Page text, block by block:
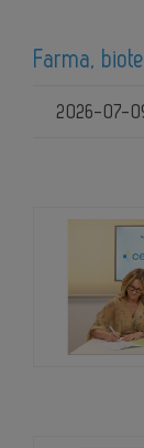
Farma,
2026-07-